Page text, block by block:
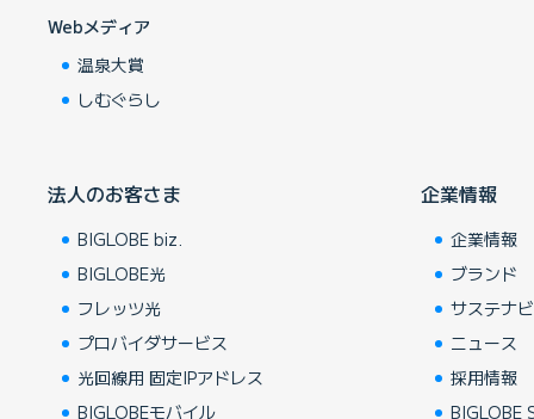
Webメディア
温泉大賞
しむぐらし
法人のお客さま
BIGLOBE biz.
BIGLOBE光
フレッツ光
プロバイダサービス
光回線用 固定IPアドレス
BIGLOBEモバイル
企業情報
企業情報
ブランド
サステナ
ニュース
採用情報
BIGLOBE